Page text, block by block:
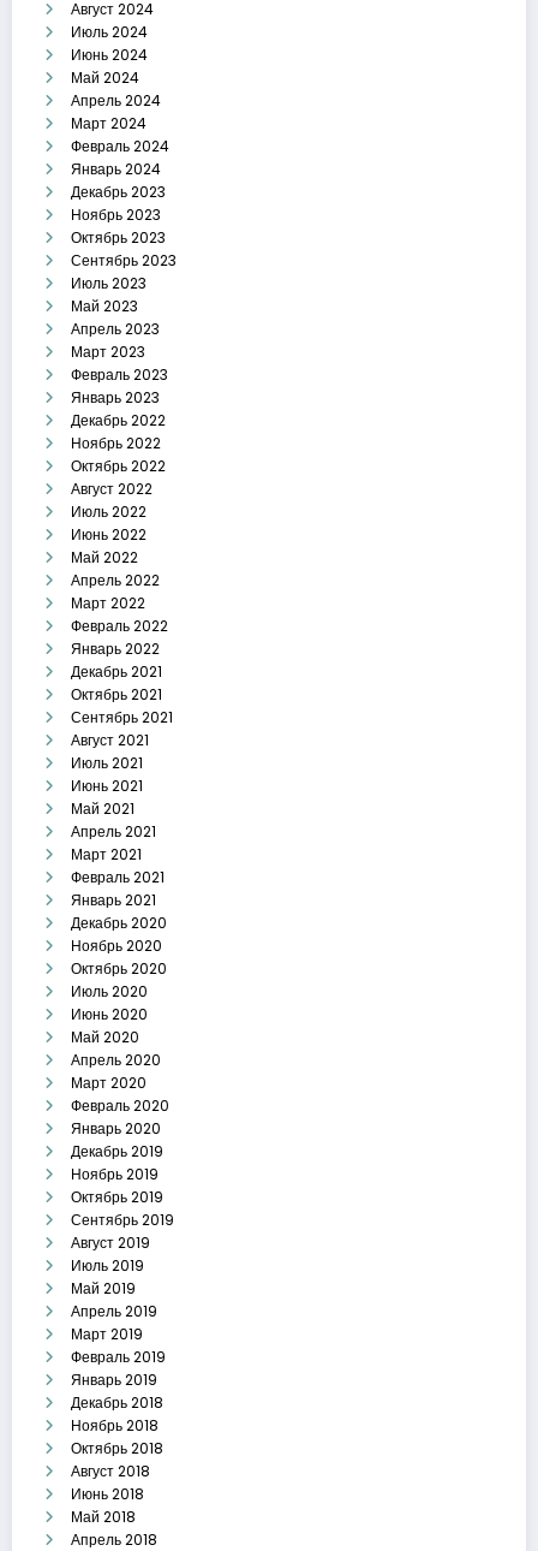
Август 2024
Июль 2024
Июнь 2024
Май 2024
Апрель 2024
Март 2024
Февраль 2024
Январь 2024
Декабрь 2023
Ноябрь 2023
Октябрь 2023
Сентябрь 2023
Июль 2023
Май 2023
Апрель 2023
Март 2023
Февраль 2023
Январь 2023
Декабрь 2022
Ноябрь 2022
Октябрь 2022
Август 2022
Июль 2022
Июнь 2022
Май 2022
Апрель 2022
Март 2022
Февраль 2022
Январь 2022
Декабрь 2021
Октябрь 2021
Сентябрь 2021
Август 2021
Июль 2021
Июнь 2021
Май 2021
Апрель 2021
Март 2021
Февраль 2021
Январь 2021
Декабрь 2020
Ноябрь 2020
Октябрь 2020
Июль 2020
Июнь 2020
Май 2020
Апрель 2020
Март 2020
Февраль 2020
Январь 2020
Декабрь 2019
Ноябрь 2019
Октябрь 2019
Сентябрь 2019
Август 2019
Июль 2019
Май 2019
Апрель 2019
Март 2019
Февраль 2019
Январь 2019
Декабрь 2018
Ноябрь 2018
Октябрь 2018
Август 2018
Июнь 2018
Май 2018
Апрель 2018